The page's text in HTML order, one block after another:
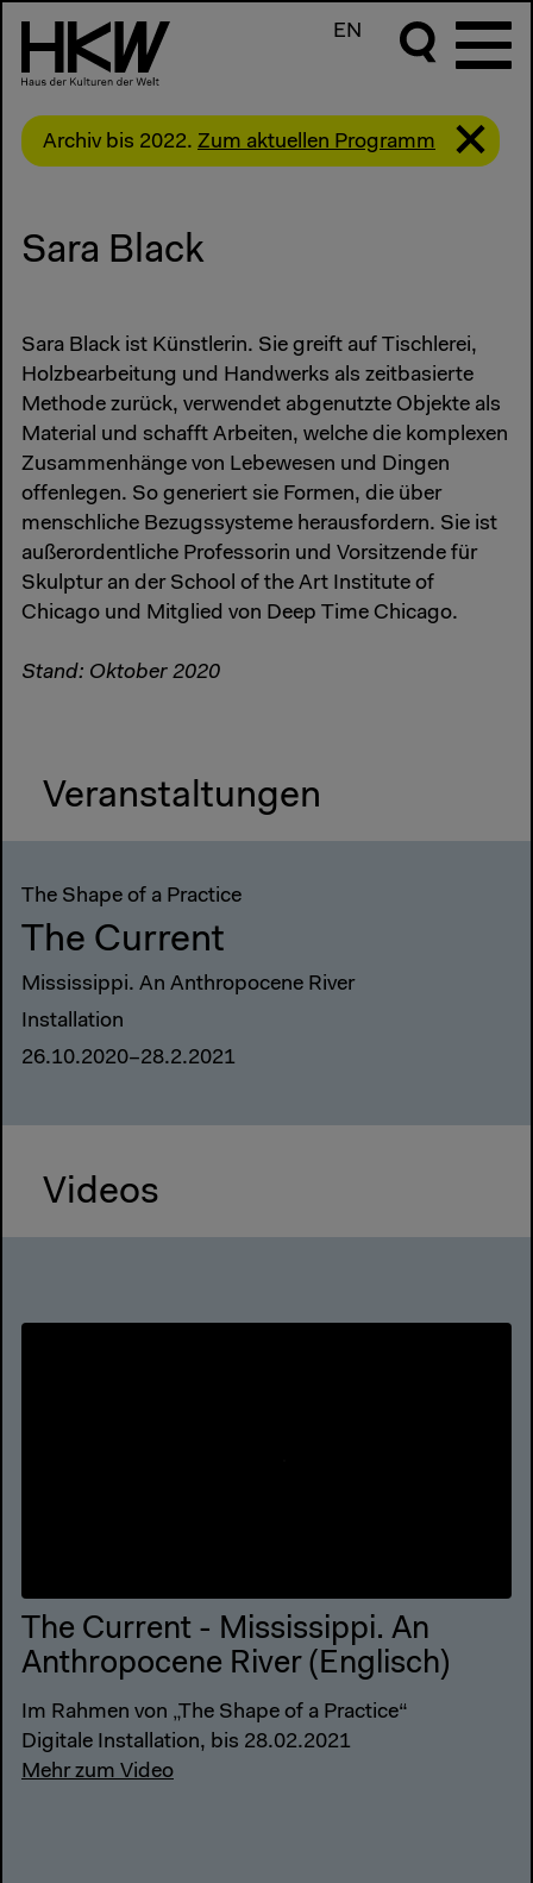
EN
Archiv bis 2022. Zum aktuellen Programm
Sara Black
Sara Black ist Künstlerin. Sie greift auf Tischlerei,
Holzbearbeitung und Handwerks als zeitbasierte
Methode zurück, verwendet abgenutzte Objekte als
Material und schafft Arbeiten, welche die komplexen
Zusammenhänge von Lebewesen und Dingen
offenlegen. So generiert sie Formen, die über
menschliche Bezugssysteme herausfordern. Sie ist
außerordentliche Professorin und Vorsitzende für
Skulptur an der School of the Art Institute of
Chicago und Mitglied von Deep Time Chicago.
Stand: Oktober 2020
Veranstaltungen
The Shape of a Practice
The Current
Mississippi. An Anthropocene River
Installation
26.10.2020–28.2.2021
Videos
The Current - Mississippi. An
Anthropocene River (Englisch)
Im Rahmen von „The Shape of a Practice“
Digitale Installation, bis 28.02.2021
Mehr zum Video